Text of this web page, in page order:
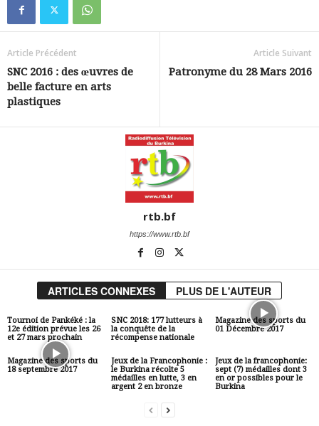
Article Précédent
SNC 2016 : des œuvres de
belle facture en arts
plastiques
Article Suivant
Patronyme du 28 Mars 2016
rtb.bf
https://www.rtb.bf
ARTICLES CONNEXES PLUS DE L'AUTEUR
Tournoi de Pankéké : la
12e édition prévue les 26
et 27 mars prochain
SNC 2018: 177 lutteurs à
la conquête de la
récompense nationale
Magazine des sports du
01 Décembre 2017
Magazine des sports du
18 septembre 2017
Jeux de la Francophonie :
le Burkina récolte 5
médailles en lutte, 3 en
argent 2 en bronze
Jeux de la francophonie:
sept (7) médailles dont 3
en or possibles pour le
Burkina